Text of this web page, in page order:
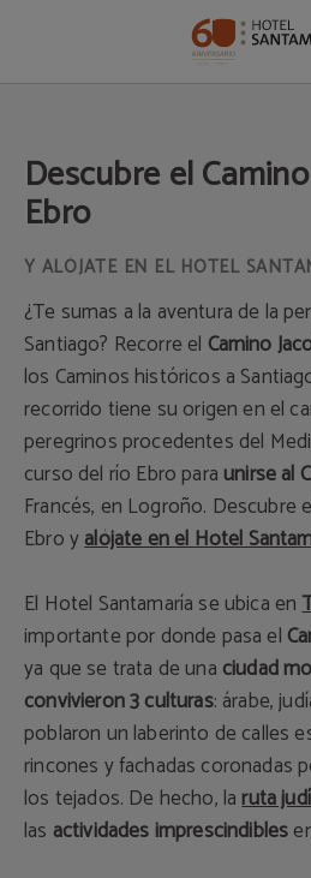
Descubre el
Ebro
Y ALÓJATE EN EL HOTEL
¿Te sumas a la aventura de la
Santiago? Recorre el Camino
los Caminos históricos a
recorrido tiene su origen en el
peregrinos procedentes del
curso del río Ebro paraunirse al
Francés, en Logroño. Descubre
Ebro yalójate en el Hotel
El Hotel Santamaría se ubica en
importante por donde pasa el
ya que se trata de una ciudad
convivieron 3 culturas: árabe,
poblaron un laberinto de calles
rincones y fachadas coronadas
los tejados. De hecho, laruta
las actividades imprescindibles